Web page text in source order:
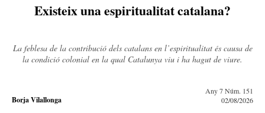
Existeix una espiritualitat catalana?
La feblesa de la contribució dels catalans en l’espiritualitat és causa de
la condició colonial en la qual Catalunya viu i ha hagut de viure.
Borja Vilallonga
Any 7 Núm. 151
02/08/2026